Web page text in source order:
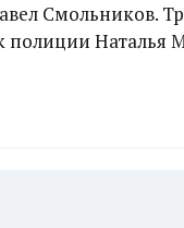
Смольников.
Наталья